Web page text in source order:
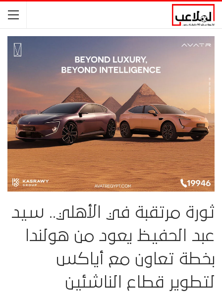
ثورة مرتقبة في الأهلي.. سيد
عبد الحفيظ يعود من هولندا
بخطة تعاون مع أياكس
لتطوير قطاع الناشئين